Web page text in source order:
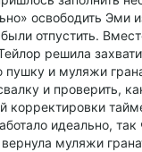
освободить Эми
отпустить.
решила
пушку и муляжи
и проверить,
корректировки
идеально,
муляжи